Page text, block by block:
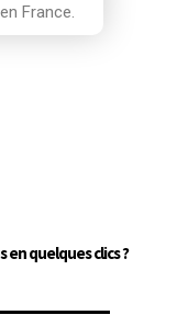
France.
quelques clics ?